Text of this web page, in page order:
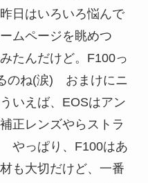
日はいろいろ悩んで
ムページを眺めつ
たんだけど。F100っ
のね(涙) おまけにニ
いえば、EOSはアン
正レンズやらストラ
やっぱり、F100はあ
も大切だけど、一番